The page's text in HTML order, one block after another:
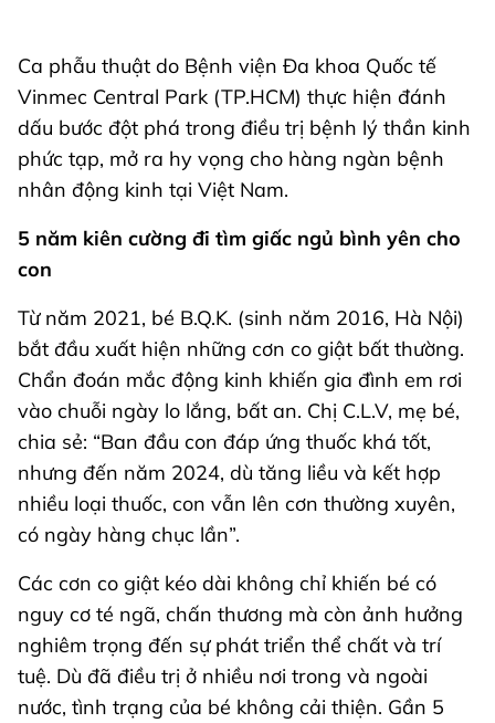
Ca phẫu thuật do Bệnh viện Đa khoa Quốc tế
Vinmec Central Park (TP.HCM) thực hiện đánh
dấu bước đột phá trong điều trị bệnh lý thần kinh
phức tạp, mở ra hy vọng cho hàng ngàn bệnh
nhân động kinh tại Việt Nam.
5 năm kiên cường đi tìm giấc ngủ bình yên cho
con
Từ năm 2021, bé B.Q.K. (sinh năm 2016, Hà Nội)
bắt đầu xuất hiện những cơn co giật bất thường.
Chẩn đoán mắc động kinh khiến gia đình em rơi
vào chuỗi ngày lo lắng, bất an. Chị C.L.V, mẹ bé,
chia sẻ: “Ban đầu con đáp ứng thuốc khá tốt,
nhưng đến năm 2024, dù tăng liều và kết hợp
nhiều loại thuốc, con vẫn lên cơn thường xuyên,
có ngày hàng chục lần”.
Các cơn co giật kéo dài không chỉ khiến bé có
nguy cơ té ngã, chấn thương mà còn ảnh hưởng
nghiêm trọng đến sự phát triển thể chất và trí
tuệ. Dù đã điều trị ở nhiều nơi trong và ngoài
nước, tình trạng của bé không cải thiện. Gần 5